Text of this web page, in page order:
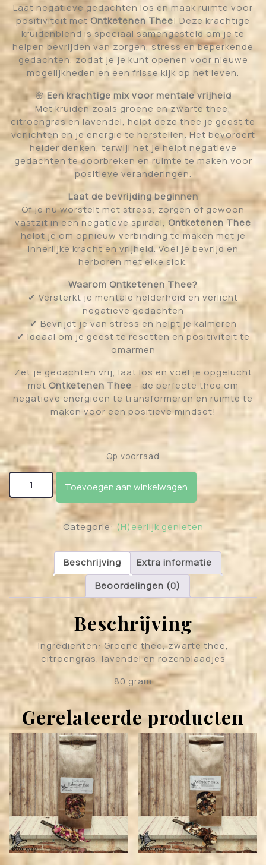
Laat negatieve gedachten los en maak ruimte voor
positiviteit met Ontketenen Thee! Deze krachtige
kruidenblend is speciaal samengesteld om je te
helpen bevrijden van zorgen, stress en beperkende
gedachten, zodat je je kunt openen voor nieuwe
mogelijkheden en een frisse kijk op het leven.
🌸 Een krachtige mix voor mentale vrijheid
Met kruiden zoals groene en zwarte thee,
citroengras en lavendel, helpt deze thee je geest te
verlichten en je energie te herstellen. Het bevordert
helder denken, terwijl het je helpt negatieve
gedachten te doorbreken en ruimte te maken voor
positieve veranderingen.
Laat de bevrijding beginnen
Of je nu worstelt met stress, zorgen of gewoon
vastzit in een negatieve spiraal, Ontketenen Thee
helpt je om opnieuw verbinding te maken met je
innerlijke kracht en vrijheid. Voel je bevrijd en
herboren met elke slok.
Waarom Ontketenen Thee?
✔ Versterkt je mentale helderheid en verlicht
negatieve gedachten
✔ Bevrijdt je van stress en helpt je kalmeren
✔ Ideaal om je geest te resetten en positiviteit te
omarmen
Zet je gedachten vrij, laat los en voel je opgelucht
met Ontketenen Thee – de perfecte thee om
negatieve energieën te transformeren en ruimte te
maken voor een positieve mindset!
Op voorraad
Toevoegen aan winkelwagen
Categorie: (H)eerlijk genieten
Beschrijving
Extra informatie
Beoordelingen (0)
Beschrijving
Ingrediënten: Groene thee, zwarte thee,
citroengras, lavendel en rozenblaadjes
80 gram
Gerelateerde producten